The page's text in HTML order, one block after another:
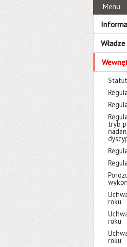
Menu
tryb
roku
roku
roku